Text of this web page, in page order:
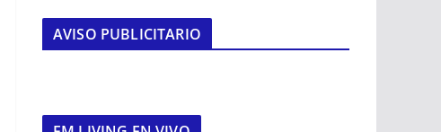
AVISO PUBLICITARIO